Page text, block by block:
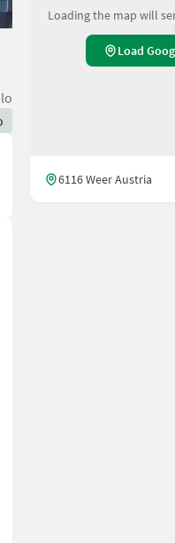
Loading the map will
Load
6116 Weer Austria